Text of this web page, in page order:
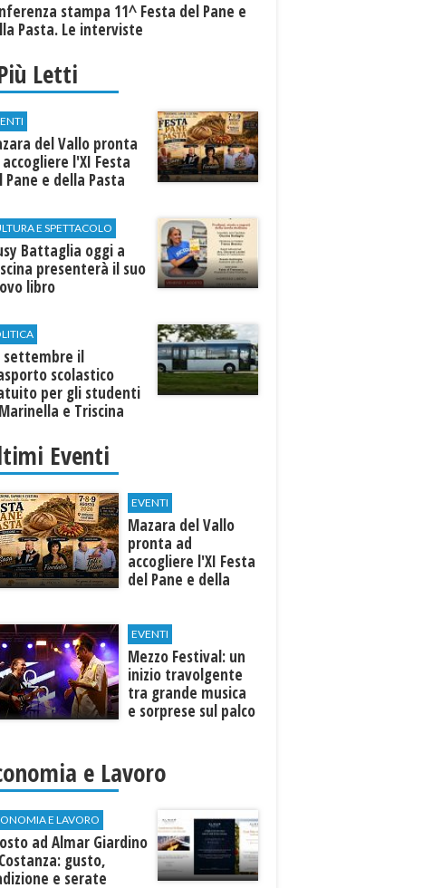
stampa 11^ Festa del Pane e
Pasta. Le interviste
Letti
del Vallo pronta
l'XI Festa
Pane e della Pasta
E SPETTACOLO
Battaglia oggi a
presenterà il suo
libro
settembre il
scolastico
per gli studenti
e Triscina
Eventi
EVENTI
Mazara del Vallo
pronta ad
accogliere l'XI Festa
del Pane e della
EVENTI
Mezzo Festival: un
inizio travolgente
tra grande musica
e sorprese sul palco
e Lavoro
E LAVORO
ad Almar Giardino
gusto,
e serate